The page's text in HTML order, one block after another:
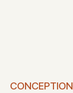
CONCEPTION